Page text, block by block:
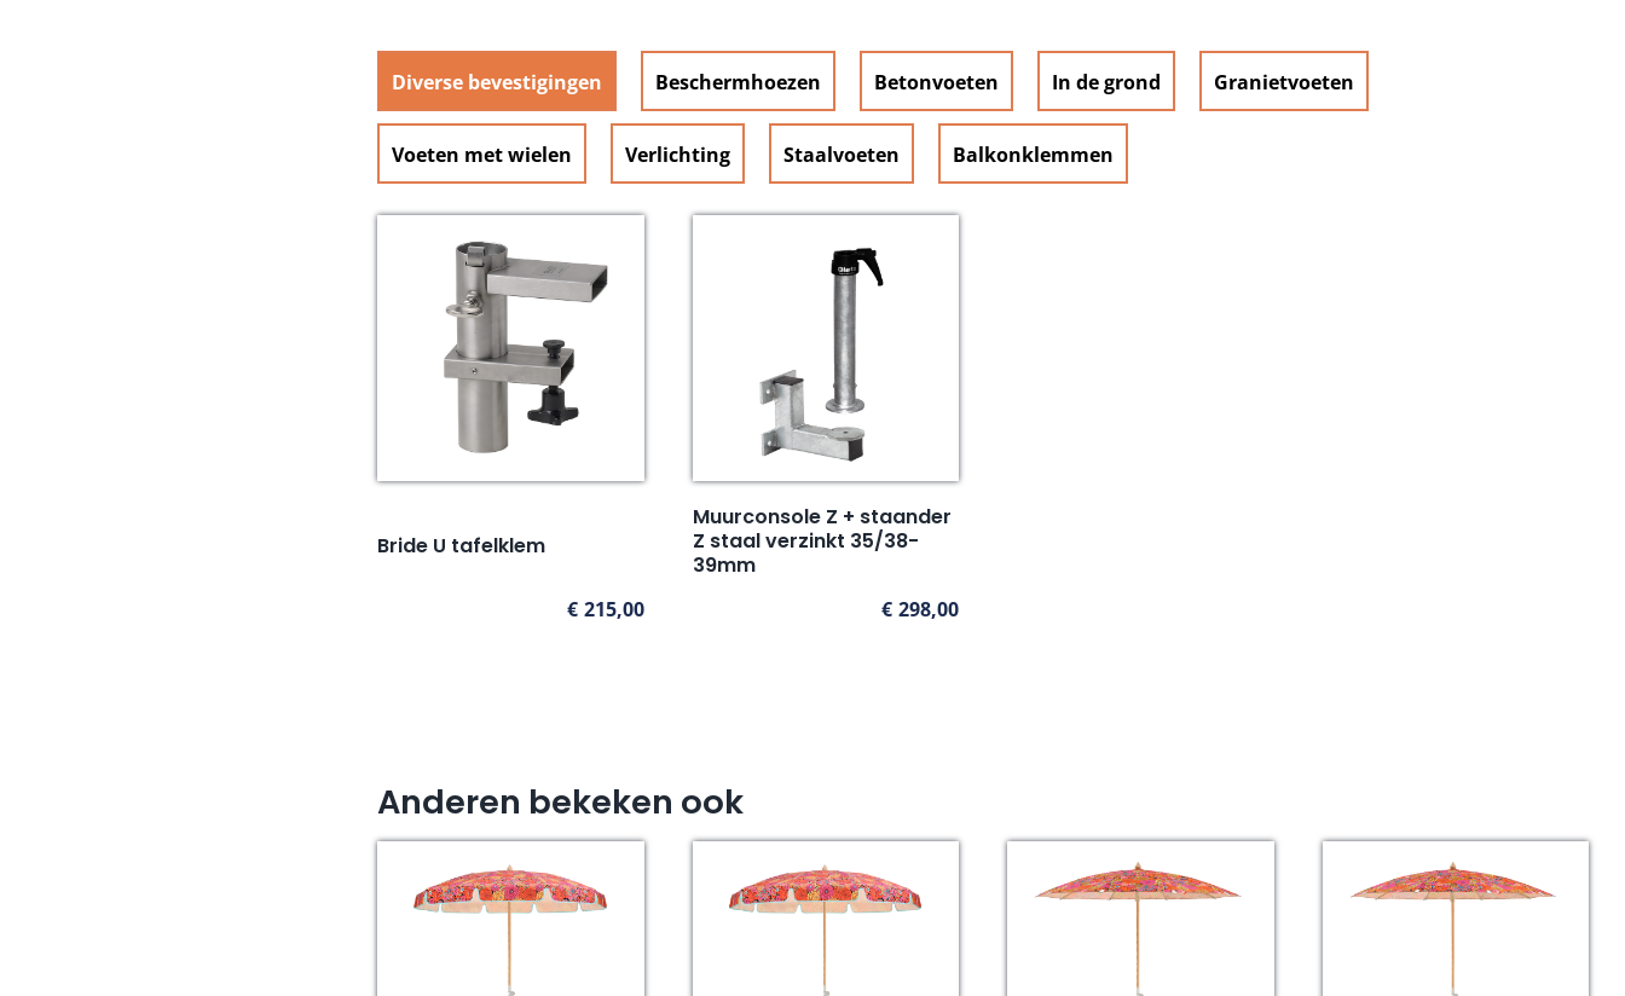
Diverse bevestigingen Beschermhoezen Betonvoeten In de grond Granietvoeten
Voeten met wielen Verlichting Staalvoeten Balkonklemmen
Bride U tafelklem
€ 215,00
Muurconsole Z + staander
Z staal verzinkt 35/38-
39mm
€ 298,00
Anderen bekeken ook